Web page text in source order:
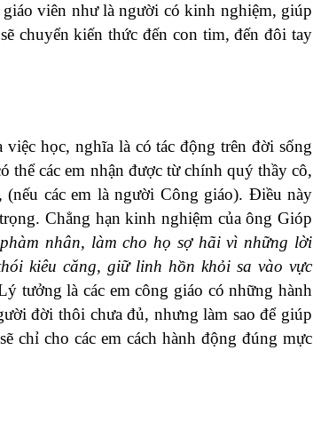
viên như là người có kinh nghiệm, giúp
chuyển kiến thức đến con tim, đến đôi tay
học, nghĩa là có tác động trên đời sống
thể các em nhận được từ chính quý thầy cô,
các em là người Công giáo). Điều này
Chẳng hạn kinh nghiệm của ông Gióp
nhân, làm cho họ sợ hãi vì những lời
kiêu căng, giữ linh hồn khỏi sa vào vực
tưởng là các em công giáo có những hành
đời thôi chưa đủ, nhưng làm sao để giúp
chỉ cho các em cách hành động đúng mực